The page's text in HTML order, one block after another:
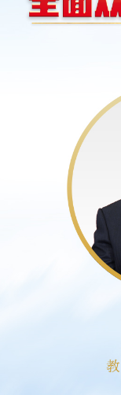
陈宝生